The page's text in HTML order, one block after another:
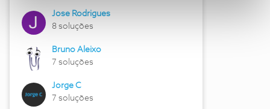
Jose Rodrigues
8 soluções
Bruno Aleixo
7 soluções
Jorge C
7 soluções